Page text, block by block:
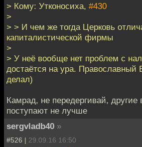
> Кому: Утконосиха, #430
>
> > И чем же тогда Церковь
капиталистической фирмы
>
> У неё вообще нет проблем с
достаётся на ура. Православный
делал)
Камрад, не передергивай, другие
поступают не лучше
sergvladb40 »
#526 | 29.09.16 16:50